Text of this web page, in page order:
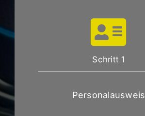
Schritt 1
Personalausweis